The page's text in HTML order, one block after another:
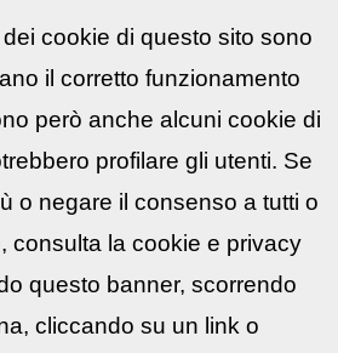
cookie di questo sito sono
il corretto funzionamento
però anche alcuni cookie di
profilare gli utenti. Se
o negare il consenso a tutti o
consulta la cookie e privacy
questo banner, scorrendo
cliccando su un link o